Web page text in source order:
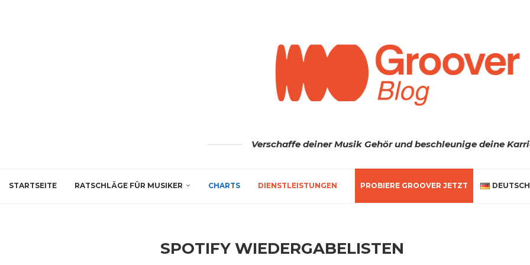
Verschaffe deiner Musik Gehör und beschleunige deine
STARTSEITE RATSCHLÄGE FÜR MUSIKER CHARTS DIENSTLEISTUNGEN PROBIERE GROOVER JETZT DEUTSCH
SPOTIFY WIEDERGABELISTEN